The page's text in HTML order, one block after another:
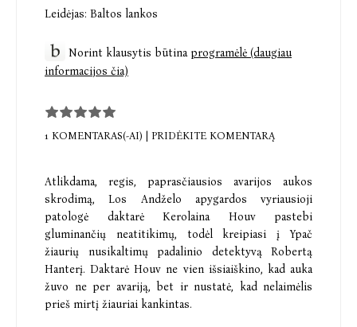
Leidėjas: Baltos lankos
Norint klausytis būtinaprogramėlė (daugiau
informacijos čia)
1 KOMENTARAS(-AI) | PRIDĖKITE KOMENTARĄ
Atlikdama, regis, paprasčiausios avarijos aukos
skrodimą, Los Andželo apygardos vyriausioji
patologė daktarė Kerolaina Houv pastebi
gluminančių neatitikimų, todėl kreipiasi į Ypač
žiaurių nusikaltimų padalinio detektyvą Robertą
Hanterį. Daktarė Houv ne vien išsiaiškino, kad auka
žuvo ne per avariją, bet ir nustatė, kad nelaimėlis
prieš mirtį žiauriai kankintas.